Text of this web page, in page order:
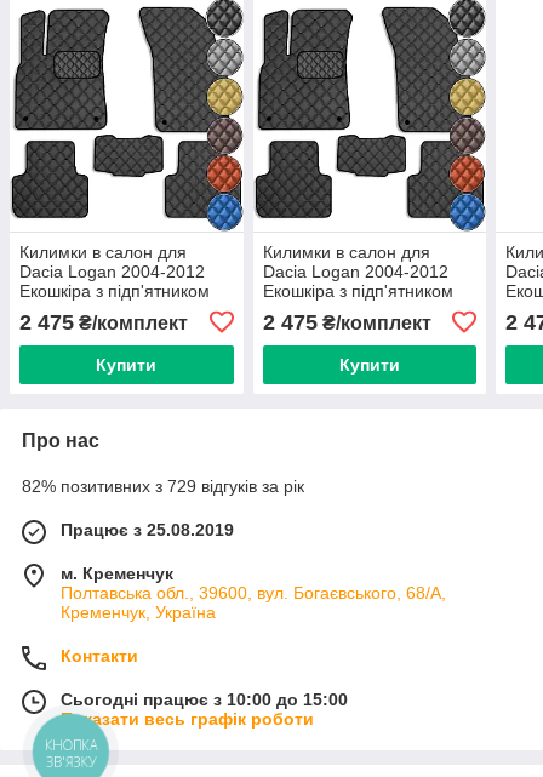
Килимки в салон для
Dacia Logan 2004-2012
Екошкіра з підп'ятником
2 475 ₴/комплект
Купити
Килимки в салон для
Dacia Logan 2004-2012
Екошкіра з підп'ятником
2 475₴/комплект
Купити
2
Про нас
82% позитивних з 729 відгуків за рік
Працює з 25.08.2019
м. Кременчук
Полтавська обл., 39600, вул. Богаєвського, 68/А,
Кременчук, Україна
Контакти
Сьогодні працює з 10:00 до 15:00
Показати весь графік роботи
КНОПКА
ЗВ'ЯЗКУ